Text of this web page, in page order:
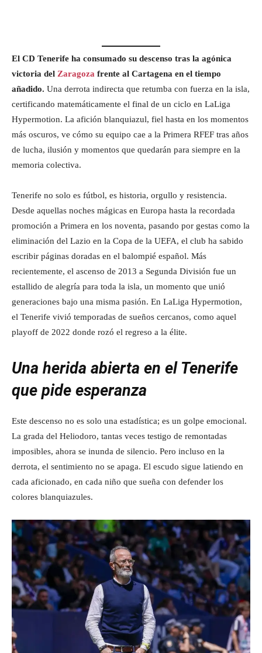
El CD Tenerife ha consumado su descenso tras la agónica
victoria del Zaragoza frente al Cartagena en el tiempo
añadido. Una derrota indirecta que retumba con fuerza en la isla,
certificando matemáticamente el final de un ciclo en LaLiga
Hypermotion. La afición blanquiazul, fiel hasta en los momentos
más oscuros, ve cómo su equipo cae a la Primera RFEF tras años
de lucha, ilusión y momentos que quedarán para siempre en la
memoria colectiva.
Tenerife no solo es fútbol, es historia, orgullo y resistencia.
Desde aquellas noches mágicas en Europa hasta la recordada
promoción a Primera en los noventa, pasando por gestas como la
eliminación del Lazio en la Copa de la UEFA, el club ha sabido
escribir páginas doradas en el balompié español. Más
recientemente, el ascenso de 2013 a Segunda División fue un
estallido de alegría para toda la isla, un momento que unió
generaciones bajo una misma pasión. En LaLiga Hypermotion,
el Tenerife vivió temporadas de sueños cercanos, como aquel
playoff de 2022 donde rozó el regreso a la élite.
Una herida abierta en el Tenerife
que pide esperanza
Este descenso no es solo una estadística; es un golpe emocional.
La grada del Heliodoro, tantas veces testigo de remontadas
imposibles, ahora se inunda de silencio. Pero incluso en la
derrota, el sentimiento no se apaga. El escudo sigue latiendo en
cada aficionado, en cada niño que sueña con defender los
colores blanquiazules.